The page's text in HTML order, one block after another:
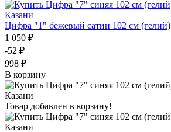
Цифра "1" бежевый сатин 102 см (гелий)
1 050 ₽
-52 ₽
998 ₽
В корзину
Товар добавлен в корзину!